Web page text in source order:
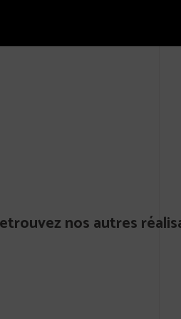
nos autres